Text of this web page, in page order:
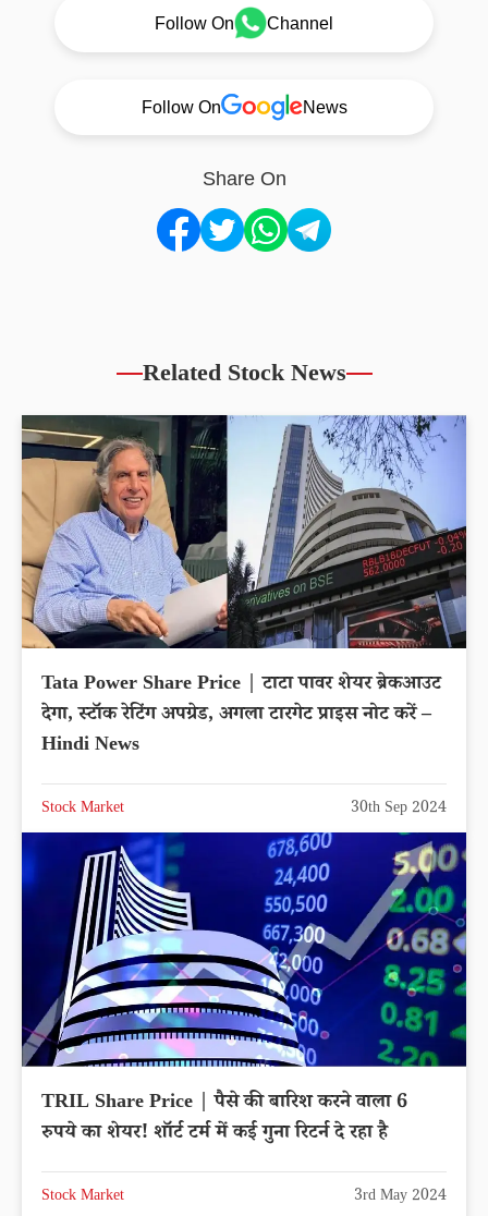
Follow On Channel
Follow On News
Share On
Related Stock News
Tata Power Share Price | टाटा पावर शेयर ब्रेकआउट
देगा, स्टॉक रेटिंग अपग्रेड, अगला टारगेट प्राइस नोट करें –
Hindi News
Stock Market 30th Sep 2024
TRIL Share Price | पैसे की बारिश करने वाला 6
रुपये का शेयर! शॉर्ट टर्म में कई गुना रिटर्न दे रहा है
Stock Market 3rd May 2024